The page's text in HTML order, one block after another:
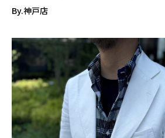
By.神戸店